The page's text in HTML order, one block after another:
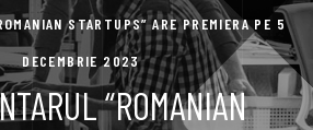
STARTUPS” ARE PREMIERA PE 5
DECEMBRIE 2023
“ROMANIAN